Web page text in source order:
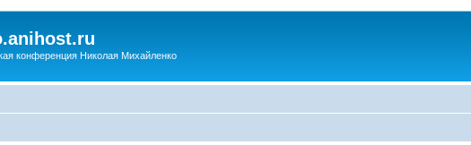
конференция Николая Михайленко